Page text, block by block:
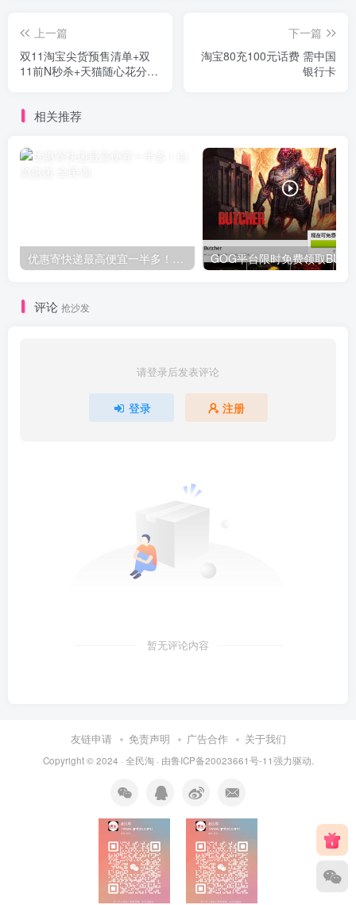
上一篇
双11淘宝尖货预售清单+双
11前N秒杀+天猫随心花分期
下一篇
淘宝80充100元话费 需中国
银行卡
相关推荐
优惠寄快递最高便宜一半多！白鸽惠递
评论 抢沙发
请登录后发表评论
登录 注册
暂无评论内容
友链申请 免责声明 广告合作 关于我们
Copyright © 2024 · 全民淘 · 由鲁ICP备20023661号-11强力驱动.